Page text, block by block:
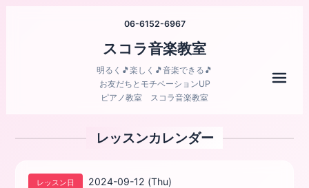
06-6152-6967
スコラ音楽教室
明るく🎵楽しく🎵音楽できる🎵
お友だちとモチベーションUP
ピアノ教室 スコラ音楽教室
レッスンカレンダー
レッスン日 2024-09-12 (Thu)